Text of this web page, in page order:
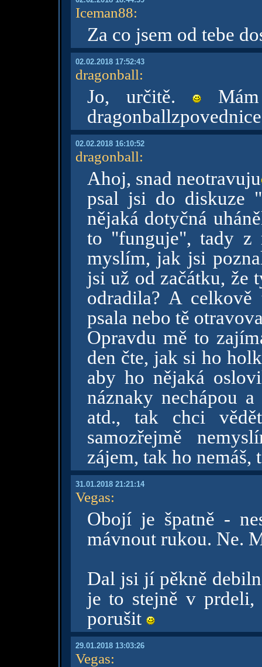
Iceman88:
Za co jsem od tebe
02.02.2018 17:52:43
dragonball:
Jo, určitě.
02.02.2018 16:10:52
dragonball:
Ahoj, snad neotravuju
psal jsi do diskuze
nějaká dotyčná
to "funguje", tady z
myslím, jak jsi
jsi už od začátku, že
odradila? A
psala nebo tě
Opravdu mě to
den čte, jak si ho
aby ho nějaká
náznaky nechápou
atd., tak chci
samozřejmě
zájem, tak ho nemáš,
31.01.2018 21:21:14
Vegas:
Obojí je špatně -
mávnout rukou. Ne.
Dal jsi jí pěkně
je to stejně v
porušit
29.01.2018 13:03:26
Vegas: